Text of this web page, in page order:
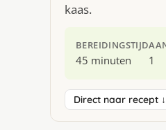
kaas.
BEREIDINGSTIJD
45 minuten 1
Direct naar recept ↓